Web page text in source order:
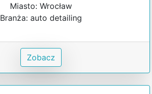
Miasto: Wrocław
Branża: auto detailing
Zobacz